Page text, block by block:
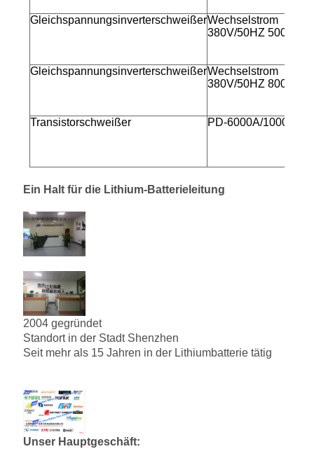
GleichspannungsinverterschweißerWechselstrom
380V/50HZ 5000A
GleichspannungsinverterschweißerWechselstrom
380V/50HZ 8000A
Transistorschweißer
PD-6000A/10000A
Ein Halt für die Lithium-Batterieleitung
2004 gegründet
Standort in der Stadt Shenzhen
Seit mehr als 15 Jahren in der Lithiumbatterie tätig
Unser Hauptgeschäft: